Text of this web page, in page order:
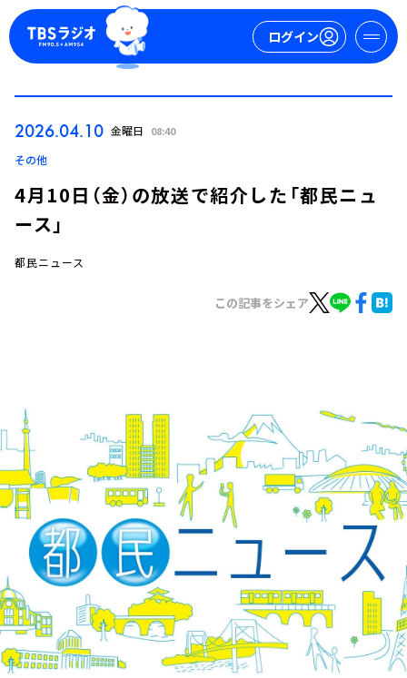
ログイン
イベント・グッズ
YouTube
会社情報
2026.04.10 金曜日 08:40
その他
4月10日（金）の放送で紹介した「都民ニュ
ース」
都民ニュース
この記事をシェア